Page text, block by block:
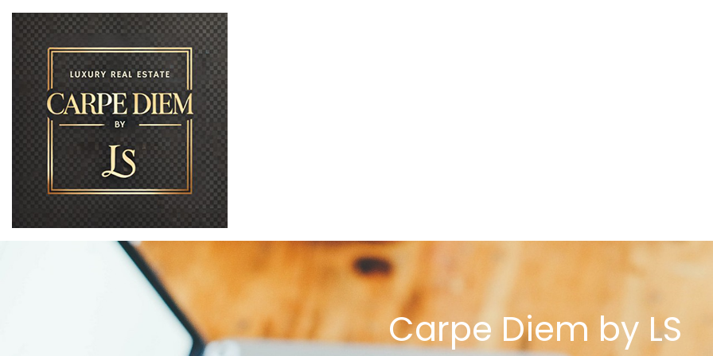
Carpe Diem by LS